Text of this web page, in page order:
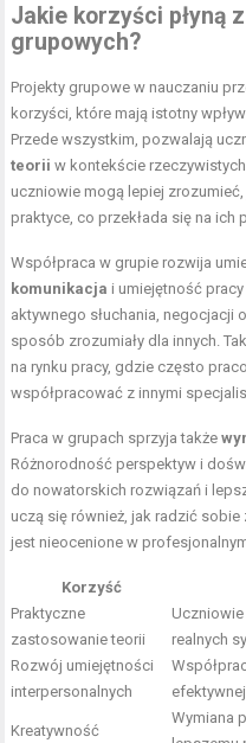
Jakie korzyści płyną
grupowych?
Projekty grupowe w nauczaniu
korzyści, które mają istotny
Przede wszystkim, pozwalają
teorii w kontekście
uczniowie mogą lepiej
praktyce, co przekłada się na ich
Współpraca w grupie rozwija
komunikacja i umiejętność
aktywnego słuchania, negocjacji
sposób zrozumiały dla innych.
na rynku pracy, gdzie często
współpracować z innymi
Praca w grupach sprzyja także
Różnorodność perspektyw i
do nowatorskich rozwiązań i
uczą się również, jak radzić
jest nieocenione w
Korzyść
Praktyczne
zastosowanie teorii
realnych
Rozwój umiejętności
interpersonalnych
Kreatywność
Wymiana